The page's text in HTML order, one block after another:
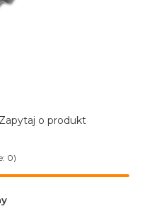
Zapytaj o produkt
0)